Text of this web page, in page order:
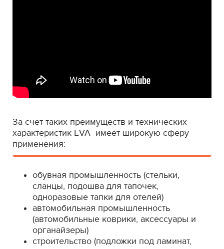
За счет таких преимуществ и технических
характеристик EVA имеет широкую сферу
применения:
обувная промышленность (стельки,
сланцы, подошва для тапочек,
одноразовые тапки для отелей)
автомобильная промышленность
(автомобильные коврики, аксессуары и
органайзеры)
строительство (подложки под ламинат,